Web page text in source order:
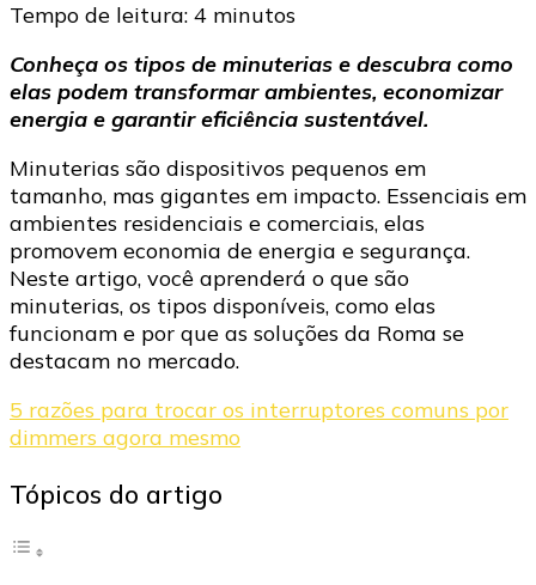
controle
de
energia
Tempo de leitura: 4 minutos
Conheça os tipos de minuterias e descubra como
elas podem transformar ambientes, economizar
energia e garantir eficiência sustentável.
Minuterias são dispositivos pequenos em
tamanho, mas gigantes em impacto. Essenciais em
ambientes residenciais e comerciais, elas
promovem economia de energia e segurança.
Neste artigo, você aprenderá o que são
minuterias, os tipos disponíveis, como elas
funcionam e por que as soluções da Roma se
destacam no mercado.
5 razões para trocar os interruptores comuns por
dimmers agora mesmo
Tópicos do artigo